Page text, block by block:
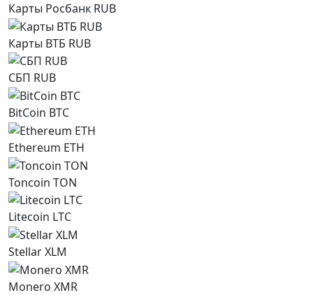
Карты Росбанк RUB
Карты ВТБ RUB
СБП RUB
BitCoin BTC
Ethereum ETH
Toncoin TON
Litecoin LTC
Stellar XLM
Monero XMR